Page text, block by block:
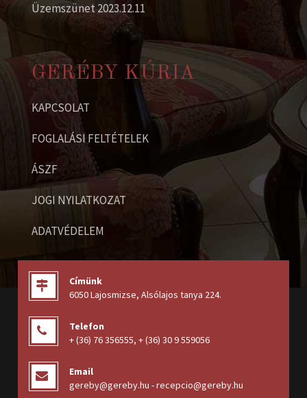
Üzemszünet 2023.12.11
GERÉBY KÚRIA
KAPCSOLAT
FOGLALÁSI FELTÉTELEK
ÁSZF
JOGI NYILATKOZAT
ADATVÉDELEM
Címünk
6050 Lajosmizse, Alsólajos tanya 224.
Telefon
+ (36) 76 356555, + (36) 30 9 559056
Email
gereby@gereby.hu - recepcio@gereby.hu